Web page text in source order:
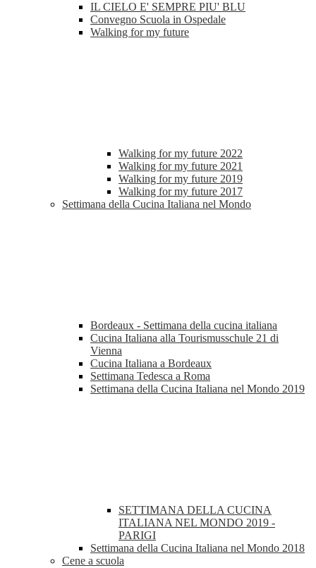
IL CIELO E' SEMPRE PIU' BLU
Convegno Scuola in Ospedale
Walking for my future
Walking for my future 2022
Walking for my future 2021
Walking for my future 2019
Walking for my future 2017
Settimana della Cucina Italiana nel Mondo
Bordeaux - Settimana della cucina italiana
Cucina Italiana alla Tourismusschule 21 di
Vienna
Cucina Italiana a Bordeaux
Settimana Tedesca a Roma
Settimana della Cucina Italiana nel Mondo 2019
SETTIMANA DELLA CUCINA
ITALIANA NEL MONDO 2019 -
PARIGI
Settimana della Cucina Italiana nel Mondo 2018
Cene a scuola